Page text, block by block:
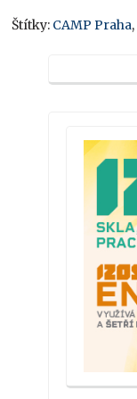
Štítky: CAMP Praha,